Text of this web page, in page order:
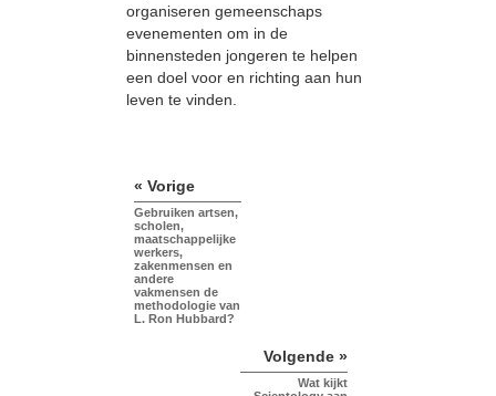
organiseren gemeenschaps
evenementen om in de
binnensteden jongeren te helpen
een doel voor en richting aan hun
leven te vinden.
« Vorige
Gebruiken artsen,
scholen,
maatschappelijke
werkers,
zakenmensen en
andere
vakmensen de
methodologie van
L. Ron Hubbard?
Volgende »
Wat kijkt